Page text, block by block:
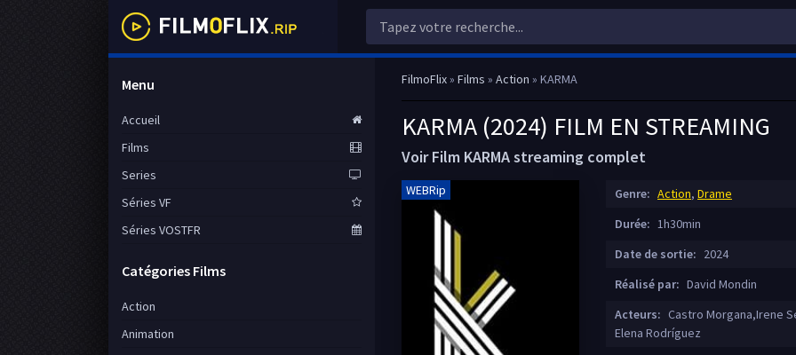
FilmoFlix» Films » Action » KARMA
KARMA (2024) FILM EN STREAMING
Voir Film KARMA streaming complet
WEBRip Genre: Action, Drame
Durée: 1h30min
Date de sortie: 2024
Réalisé par: David Mondin
Acteurs: Castro Morgana,Irene
Elena Rodríguez
Menu
Accueil
Films
Series
Séries VF
Séries VOSTFR
Catégories Films
Action
Animation